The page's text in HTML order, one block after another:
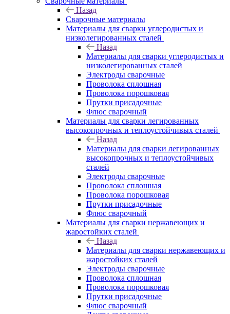
Назад
Сварочные материалы
Материалы для сварки углеродистых и
низколегированных сталей
Назад
Материалы для сварки углеродистых и
низколегированных сталей
Электроды сварочные
Проволока сплошная
Проволока порошковая
Прутки присадочные
Флюс сварочный
Материалы для сварки легированных
высокопрочных и теплоустойчивых сталей
Назад
Материалы для сварки легированных
высокопрочных и теплоустойчивых
сталей
Электроды сварочные
Проволока сплошная
Проволока порошковая
Прутки присадочные
Флюс сварочный
Материалы для сварки нержавеющих и
жаростойких сталей
Назад
Материалы для сварки нержавеющих и
жаростойких сталей
Электроды сварочные
Проволока сплошная
Проволока порошковая
Прутки присадочные
Флюс сварочный